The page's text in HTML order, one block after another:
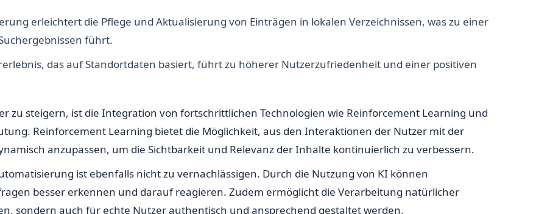
erleichtert die Pflege und Aktualisierung von Einträgen in lokalen Verzeichnissen, was zu einer
führt.
das auf Standortdaten basiert, führt zu höherer Nutzerzufriedenheit und einer positiven
zu steigern, ist die Integration von fortschrittlichen Technologien wie Reinforcement Learning und
Reinforcement Learning bietet die Möglichkeit, aus den Interaktionen der Nutzer mit der
anzupassen, um die Sichtbarkeit und Relevanz der Inhalte kontinuierlich zu verbessern.
ist ebenfalls nicht zu vernachlässigen. Durch die Nutzung von KI können
besser erkennen und darauf reagieren. Zudem ermöglicht die Verarbeitung natürlicher
sondern auch für echte Nutzer authentisch und ansprechend gestaltet werden.